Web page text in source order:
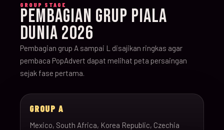
GROUP STAGE
PEMBAGIAN GRUP PIALA
DUNIA 2026
Pembagian grup A sampai L disajikan ringkas agar
pembaca PopAdvert dapat melihat peta persaingan
sejak fase pertama.
GROUP A
Mexico, South Africa, Korea Republic, Czechia